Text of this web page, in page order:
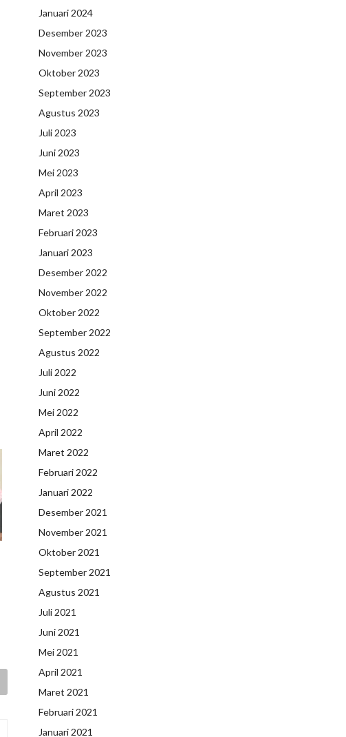
Januari 2024
Desember 2023
November 2023
Oktober 2023
September 2023
Agustus 2023
Juli 2023
Juni 2023
Mei 2023
April 2023
Maret 2023
Februari 2023
Januari 2023
Desember 2022
November 2022
Oktober 2022
September 2022
Agustus 2022
Juli 2022
Juni 2022
Mei 2022
April 2022
Maret 2022
Februari 2022
Januari 2022
Desember 2021
November 2021
Oktober 2021
September 2021
Agustus 2021
Juli 2021
Juni 2021
Mei 2021
April 2021
Maret 2021
Februari 2021
Januari 2021